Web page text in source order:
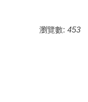
瀏覽數: 453